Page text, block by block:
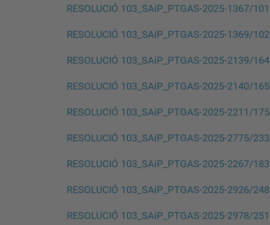
RESOLUCIÓ 103_SAiP_PTGAS-2025-1367/101
RESOLUCIÓ 103_SAiP_PTGAS-2025-1369/102
RESOLUCIÓ 103_SAiP_PTGAS-2025-2139/164
RESOLUCIÓ 103_SAiP_PTGAS-2025-2140/165
RESOLUCIÓ 103_SAiP_PTGAS-2025-2211/175
RESOLUCIÓ 103_SAiP_PTGAS-2025-2775/233
RESOLUCIÓ 103_SAiP_PTGAS-2025-2267/183
RESOLUCIÓ 103_SAiP_PTGAS-2025-2926/248
RESOLUCIÓ 103_SAiP_PTGAS-2025-2978/251